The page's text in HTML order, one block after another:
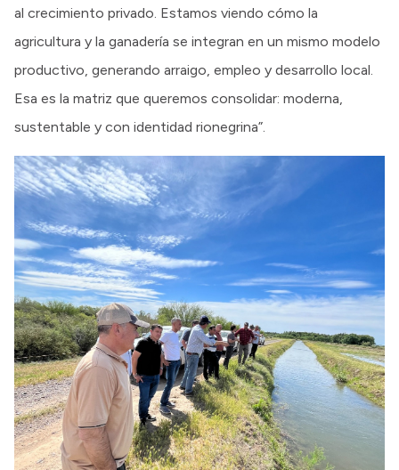
al crecimiento privado. Estamos viendo cómo la
agricultura y la ganadería se integran en un mismo modelo
productivo, generando arraigo, empleo y desarrollo local.
Esa es la matriz que queremos consolidar: moderna,
sustentable y con identidad rionegrina”.